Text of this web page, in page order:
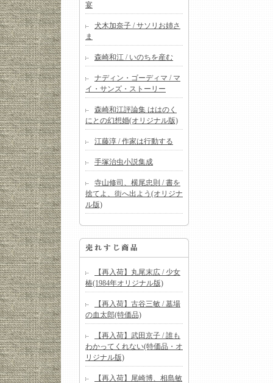
宴
犬木加奈子 / サソリお姉さ
ま
森崎和江 / いのちを産む
ナディン・ゴーディマ / マ
イ・サンズ・ストーリー
森崎和江評論集 ははのく
にとの幻想婚(オリジナル版)
江藤淳 / 作家は行動する
手塚治虫小説集成
寺山修司、横尾忠則 / 書を
捨てよ、街へ出よう(オリジナ
ル版)
【再入荷】丸尾末広 / 少女
椿(1984年オリジナル版)
【再入荷】古谷三敏 / 墓場
の血太郎(特価品)
【再入荷】武田京子 / 誰も
わかってくれない(特価品・オ
リジナル版)
【再入荷】尾崎博、相島敏